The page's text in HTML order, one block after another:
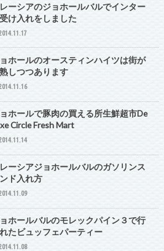
ーシアのジョホールバルでインター
け入れをしました
ホールのオースティンハイツは街が
しつつあります
ホールで豚肉の買える所生鮮超市De
Circle Fresh Mart
ーシアジョホールバルのガソリンス
ド入れ方
ホールバルのモレックパイン３で行
たビュッフェパーティー